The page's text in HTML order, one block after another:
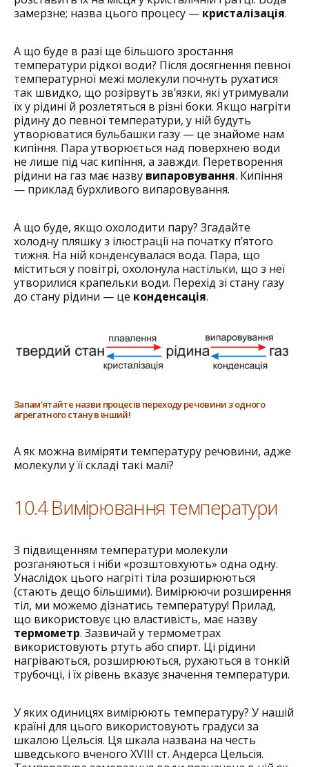
замерзне; назва цього процесу — кристалізація.
А що буде в разі ще більшого зростання
температури рідкої води? Після досягнення певної
температурної межі молекули почнуть рухатися
так швидко, що розірвуть зв’язки, які утримували
їх у рідині й розлетяться в різні боки. Якщо нагріти
рідину до певної температури, у ній будуть
утворюватися бульбашки газу — це знайоме нам
кипіння. Пара утворюється над поверхнею води
не лише під час кипіння, а завжди. Перетворення
рідини на газ має назву випаровування. Кипіння
— приклад бурхливого випаровування.
А що буде, якщо охолодити пару? Згадайте
холодну пляшку з ілюстрації на початку п’ятого
тижня. На ній конденсувалася вода. Пара, що
міститься у повітрі, охолонула настільки, що з неї
утворилися крапельки води. Перехід зі стану газу
до стану рідини — це конденсація.
Запам’ятайте назви процесів переходу речовини з одного
агрегатного стану в інший!
А як можна виміряти температуру речовини, адже
молекули у її складі такі малі?
10.4 Вимірювання температури
З підвищенням температури молекули
розганяються і ніби «розштовхують» одна одну.
Унаслідок цього нагріті тіла розширюються
(стають дещо більшими). Вимірюючи розширення
тіл, ми можемо дізнатись температуру! Прилад,
що використовує цю властивість, має назву
термометр. Зазвичай у термометрах
використовують ртуть або спирт. Ці рідини
нагріваються, розширюються, рухаються в тонкій
трубочці, і їх рівень вказує значення температури.
У яких одиницях вимірюють температуру? У нашій
країні для цього використовують градуси за
шкалою Цельсія. Ця шкала названа на честь
шведського вченого XVIII ст. Андерса Цельсія.